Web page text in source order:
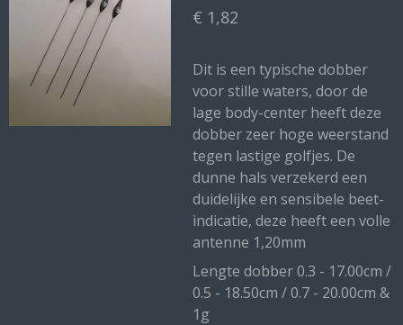
€ 1,82
Dit is een typische dobber
voor stille waters, door de
lage body-center heeft deze
dobber zeer hoge weerstand
tegen lastige golfjes. De
dunne hals verzekerd een
duidelijke en sensibele beet-
indicatie, deze heeft een volle
antenne 1,20mm
Lengte dobber 0.3 - 17.00cm /
0.5 - 18.50cm / 0.7 - 20.00cm &
1g